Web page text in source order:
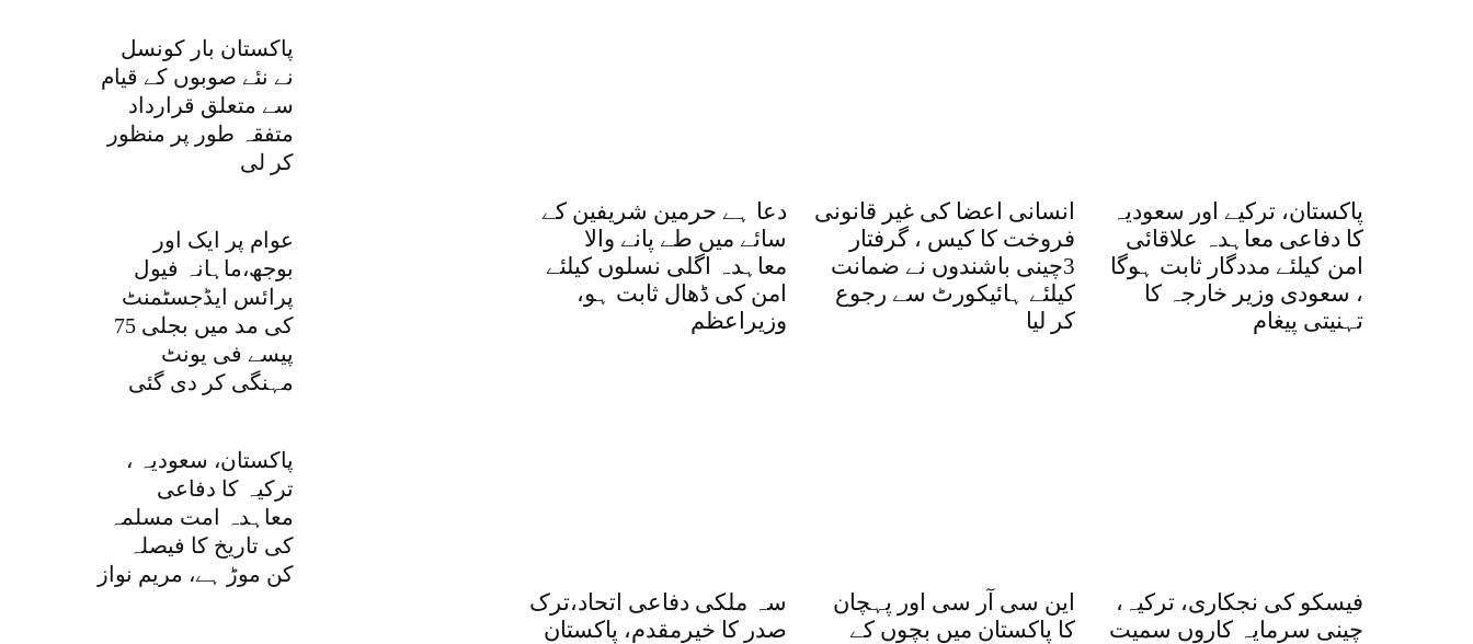
پاکستان بار کونسل
نے نئے صوبوں کے قیام
سے متعلق قرارداد
متفقہ طور پر منظور
کر لی
عوام پر ایک اور
بوجھ،ماہانہ فیول
پرائس ایڈجسٹمنٹ
کی مد میں بجلی 75
پیسے فی یونٹ
مہنگی کر دی گئی
پاکستان، سعودیہ ،
ترکیہ کا دفاعی
معاہدہ امت مسلمہ
کی تاریخ کا فیصلہ
کن موڑ ہے، مریم نواز
دعا ہے حرمین شریفین کے
سائے میں طے پانے والا
معاہدہ اگلی نسلوں کیلئے
امن کی ڈھال ثابت ہو،
وزیراعظم
انسانی اعضا کی غیر قانونی
فروخت کا کیس ، گرفتار
3چینی باشندوں نے ضمانت
کیلئے ہائیکورٹ سے رجوع
کر لیا
پاکستان، ترکیے اور سعودیہ
کا دفاعی معاہدہ علاقائی
امن کیلئے مددگار ثابت ہوگا
، سعودی وزیر خارجہ کا
تہنیتی پیغام
سہ ملکی دفاعی اتحاد،ترک
صدر کا خیرمقدم، پاکستان
این سی آر سی اور پہچان
کا پاکستان میں بچوں کے
فیسکو کی نجکاری، ترکیہ،
چینی سرمایہ کاروں سمیت